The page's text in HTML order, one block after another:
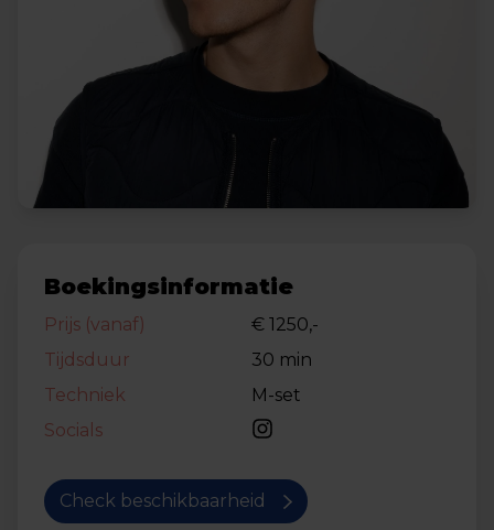
Boekingsinformatie
Prijs (vanaf)
€ 1250,-
Tijdsduur
30 min
Techniek
M-set
Socials
Check beschikbaarheid